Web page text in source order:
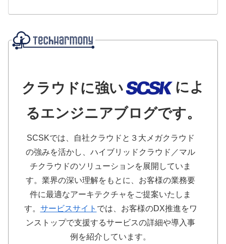
クラウドに強い
によ
るエンジニアブログです。
SCSKでは、自社クラウドと３大メガクラウド
の強みを活かし、ハイブリッドクラウド／マル
チクラウドのソリューションを展開していま
す。業界の深い理解をもとに、お客様の業務要
件に最適なアーキテクチャをご提案いたしま
す。 サービスサイト では、お客様のDX推進をワ
ンストップで支援するサービスの詳細や導入事
例を紹介しています。